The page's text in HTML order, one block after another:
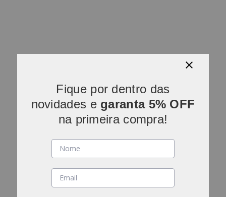
Fique por dentro das
novidades e garanta 5% OFF
na primeira compra!